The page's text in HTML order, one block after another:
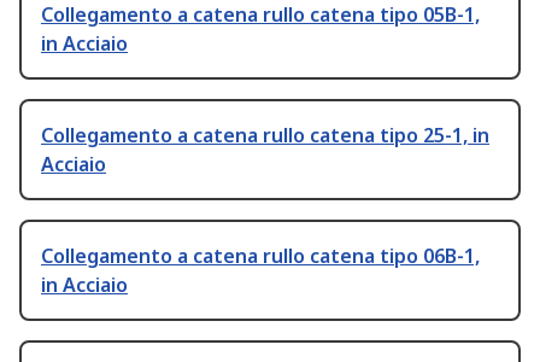
Collegamento a catena rullo catena tipo 05B-1,
in Acciaio
Collegamento a catena rullo catena tipo 25-1, in
Acciaio
Collegamento a catena rullo catena tipo 06B-1,
in Acciaio